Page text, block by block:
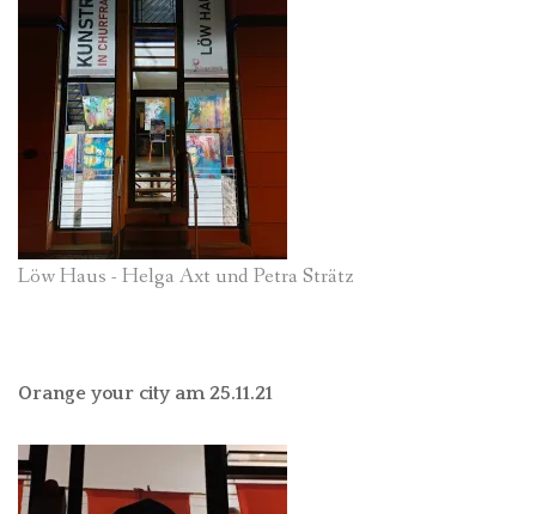
Löw Haus - Helga Axt und Petra Strätz
Orange your city am 25.11.21